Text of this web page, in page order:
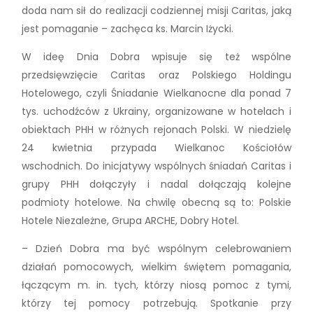
doda nam sił do realizacji codziennej misji Caritas, jaką
jest pomaganie – zachęca ks. Marcin Iżycki.
W ideę Dnia Dobra wpisuje się też wspólne
przedsięwzięcie Caritas oraz Polskiego Holdingu
Hotelowego, czyli Śniadanie Wielkanocne dla ponad 7
tys. uchodźców z Ukrainy, organizowane w hotelach i
obiektach PHH w różnych rejonach Polski. W niedzielę
24 kwietnia przypada Wielkanoc Kościołów
wschodnich. Do inicjatywy wspólnych śniadań Caritas i
grupy PHH dołączyły i nadal dołączają kolejne
podmioty hotelowe. Na chwilę obecną są to: Polskie
Hotele Niezależne, Grupa ARCHE, Dobry Hotel.
– Dzień Dobra ma być wspólnym celebrowaniem
działań pomocowych, wielkim świętem pomagania,
łączącym m. in. tych, którzy niosą pomoc z tymi,
którzy tej pomocy potrzebują. Spotkanie przy